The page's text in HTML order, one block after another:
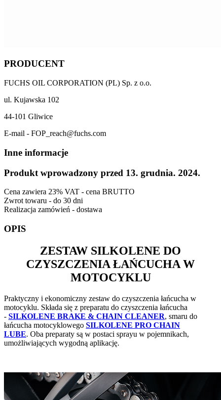
PRODUCENT
FUCHS OIL CORPORATION (PL) Sp. z o.o.
ul. Kujawska 102
44-101 Gliwice
E-mail - FOP_reach@fuchs.com
Inne informacje
Produkt wprowadzony przed 13. grudnia. 2024.
Cena zawiera 23% VAT - cena BRUTTO
Zwrot towaru - do 30 dni
Realizacja zamówień - dostawa
OPIS
ZESTAW SILKOLENE DO
CZYSZCZENIA ŁAŃCUCHA W
MOTOCYKLU
Praktyczny i ekonomiczny zestaw do czyszczenia łańcucha w
motocyklu. Składa się z preparatu do czyszczenia łańcucha
- SILKOLENE BRAKE & CHAIN CLEANER, smaru do
łańcucha motocyklowego SILKOLENE PRO CHAIN
LUBE. Oba preparaty są w postaci sprayu w pojemnikach,
umożliwiających wygodną aplikację.